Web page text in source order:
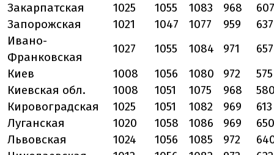
Закарпатская
1025 1055 1083 968
607
Запорожская
1021 1047 1077 959
637
Ивано-
Франковская
1027 1055 1084 971
657
Киев
1008 1056 1080 972
575
Киевская обл.
1008 1051 1075 968
Кировоградская
1025 1051 1082 969
613
Луганская
1020 1058 1086 969
650
Львовская
1024 1056 1085 972